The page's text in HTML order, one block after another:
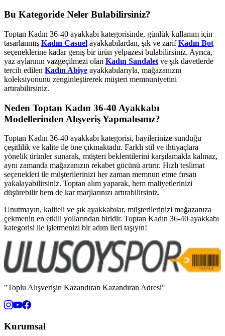
Bu Kategoride Neler Bulabilirsiniz?
Toptan Kadın 36-40 ayakkabı kategorisinde, günlük kullanım için
tasarlanmış Kadın Casuel ayakkabılardan, şık ve zarifKadın Bot
seçeneklerine kadar geniş bir ürün yelpazesi bulabilirsiniz. Ayrıca,
yaz aylarının vazgeçilmezi olan Kadın Sandalet ve şık davetlerde
tercih edilen Kadın Abiye ayakkabılarıyla, mağazanızın
koleksiyonunu zenginleştirerek müşteri memnuniyetini
artırabilirsiniz.
Neden Toptan Kadın 36-40 Ayakkabı
Modellerinden Alışveriş Yapmalısınız?
Toptan Kadın 36-40 ayakkabı kategorisi, bayilerinize sunduğu
çeşitlilik ve kalite ile öne çıkmaktadır. Farklı stil ve ihtiyaçlara
yönelik ürünler sunarak, müşteri beklentilerini karşılamakla kalmaz,
aynı zamanda mağazanızın rekabet gücünü artırır. Hızlı teslimat
seçenekleri ile müşterilerinizi her zaman memnun etme fırsatı
yakalayabilirsiniz. Toptan alım yaparak, hem maliyetlerinizi
düşürebilir hem de kar marjlarınızı artırabilirsiniz.
Unutmayın, kaliteli ve şık ayakkabılar, müşterilerinizi mağazanıza
çekmenin en etkili yollarından biridir. Toptan Kadın 36-40 ayakkabı
kategorisi ile işletmenizi bir adım ileri taşıyın!
"Toplu Alışverişin Kazandıran Kazandıran Adresi"
Kurumsal